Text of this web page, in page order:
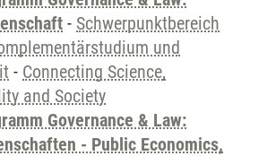
- Schwerpunktbereich
und
- Connecting Science,
and Society
Governance & Law:
- Public Economics,